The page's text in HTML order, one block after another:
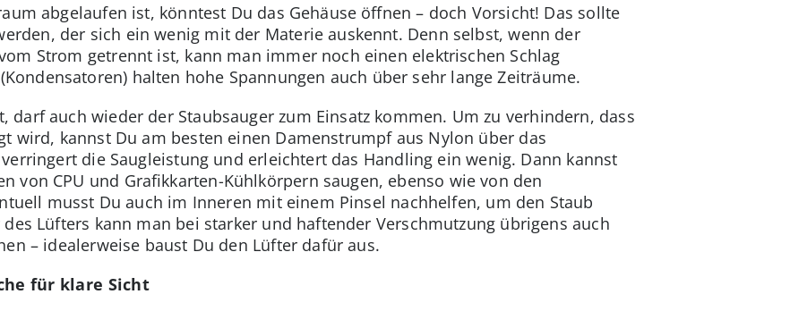
abgelaufen ist, könntest Du das Gehäuse öffnen – doch Vorsicht! Das sollte
der sich ein wenig mit der Materie auskennt. Denn selbst, wenn der
Strom getrennt ist, kann man immer noch einen elektrischen Schlag
halten hohe Spannungen auch über sehr lange Zeiträume.
darf auch wieder der Staubsauger zum Einsatz kommen. Um zu verhindern, dass
wird, kannst Du am besten einen Damenstrumpf aus Nylon über das
die Saugleistung und erleichtert das Handling ein wenig. Dann kannst
von CPU und Grafikkarten-Kühlkörpern saugen, ebenso wie von den
musst Du auch im Inneren mit einem Pinsel nachhelfen, um den Staub
Lüfters kann man bei starker und haftender Verschmutzung übrigens auch
– idealerweise baust Du den Lüfter dafür aus.
für klare Sicht